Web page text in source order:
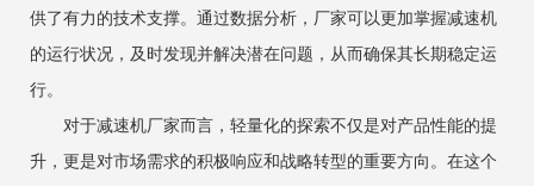
供了有力的技术支撑。通过数据分析，厂家可以更加掌握减速机
的运行状况，及时发现并解决潜在问题，从而确保其长期稳定运
行。
对于减速机厂家而言，轻量化的探索不仅是对产品性能的提
升，更是对市场需求的积极响应和战略转型的重要方向。在这个